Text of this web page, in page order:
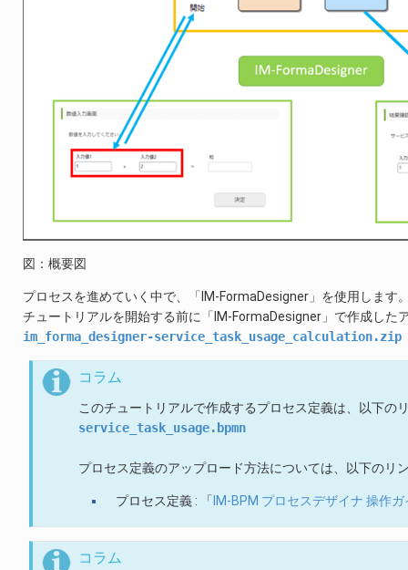
図：概要図
プロセスを進めていく中で、「IM-FormaDesigner」を使用します
チュートリアルを開始する前に「IM-FormaDesigner」で作成した
im_forma_designer-service_task_usage_calculation.zip
コラム
このチュートリアルで作成するプロセス定義は、以下の
service_task_usage.bpmn
プロセス定義のアップロード方法については、以下のリ
プロセス定義 : 「 IM-BPM プロセスデザイナ 操作ガ
コラム